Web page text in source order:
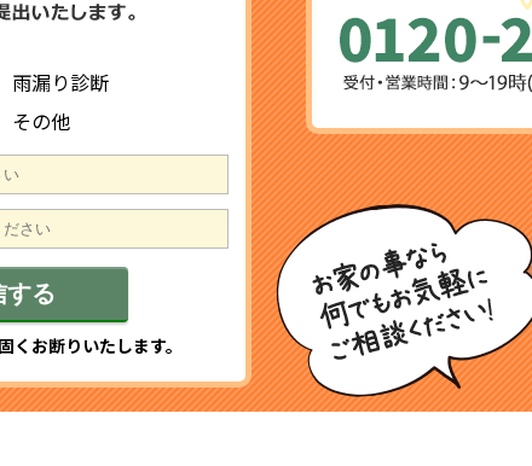
雨漏り診断
その他
お断りいたします。